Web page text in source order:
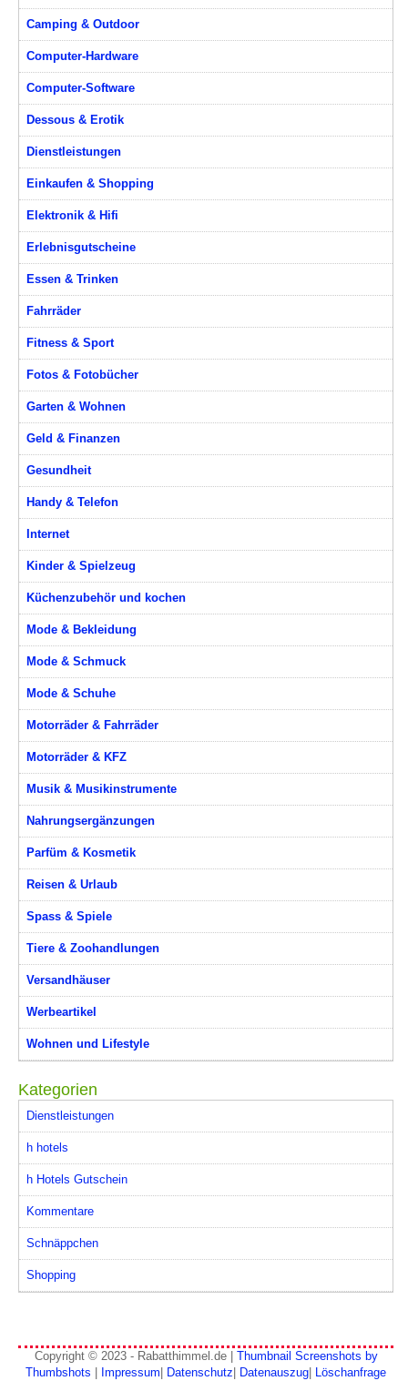
Camping & Outdoor
Computer-Hardware
Computer-Software
Dessous & Erotik
Dienstleistungen
Einkaufen & Shopping
Elektronik & Hifi
Erlebnisgutscheine
Essen & Trinken
Fahrräder
Fitness & Sport
Fotos & Fotobücher
Garten & Wohnen
Geld & Finanzen
Gesundheit
Handy & Telefon
Internet
Kinder & Spielzeug
Küchenzubehör und kochen
Mode & Bekleidung
Mode & Schmuck
Mode & Schuhe
Motorräder & Fahrräder
Motorräder & KFZ
Musik & Musikinstrumente
Nahrungsergänzungen
Parfüm & Kosmetik
Reisen & Urlaub
Spass & Spiele
Tiere & Zoohandlungen
Versandhäuser
Werbeartikel
Wohnen und Lifestyle
Kategorien
Dienstleistungen
h hotels
h Hotels Gutschein
Kommentare
Schnäppchen
Shopping
Copyright © 2023 - Rabatthimmel.de | Thumbnail Screenshots by
Thumbshots
Impressum Datenschutz Datenauszug Löschanfrage